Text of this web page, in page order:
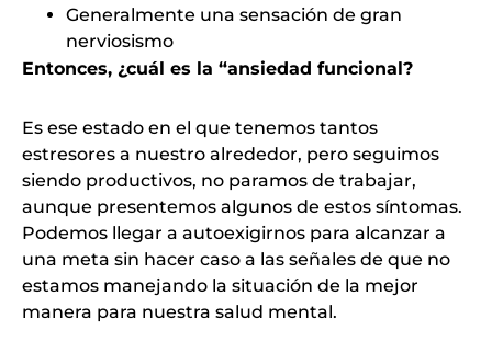
Generalmente una sensación de gran
nerviosismo
Entonces, ¿cuál es la “ansiedad funcional?
Es ese estado en el que tenemos tantos
estresores a nuestro alrededor, pero seguimos
siendo productivos, no paramos de trabajar,
aunque presentemos algunos de estos síntomas.
Podemos llegar a autoexigirnos para alcanzar a
una meta sin hacer caso a las señales de que no
estamos manejando la situación de la mejor
manera para nuestra salud mental.